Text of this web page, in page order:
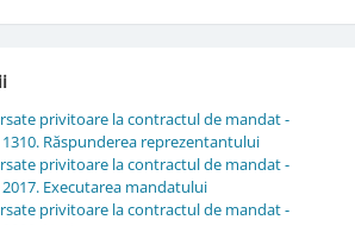
privitoare la contractul de mandat -
Răspunderea reprezentantului
privitoare la contractul de mandat -
Executarea mandatului
privitoare la contractul de mandat -